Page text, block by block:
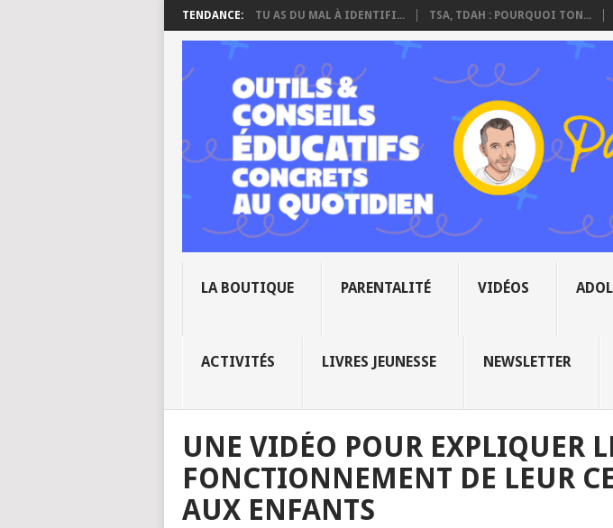
TENDANCE: TU AS DU MAL À IDENTIFI... TSA, TDAH : POURQUOI TON...
LA BOUTIQUE PARENTALITÉ VIDÉOS
ACTIVITÉS LIVRES JEUNESSE NEWSLETTER
UNE VIDÉO POUR EXPLIQUER
FONCTIONNEMENT DE LEUR
AUX ENFANTS